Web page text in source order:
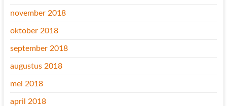
november 2018
oktober 2018
september 2018
augustus 2018
mei 2018
april 2018